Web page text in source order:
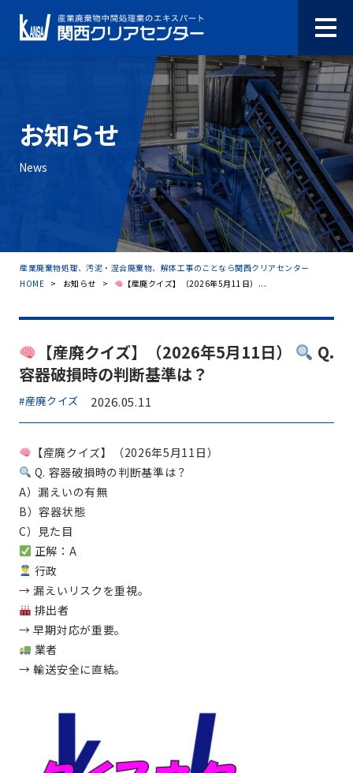
お知らせ
News
産業廃棄物処理、汚泥・混合廃棄物、解体工事のことなら関西クリアセンター
HOME > お知らせ > 【産廃クイズ】（2026年5月11日）...
【産廃クイズ】（2026年5月11日）
Q.
容器破損時の判断基準は？
#産廃クイズ 2026.05.11
【産廃クイズ】（2026年5月11日）
Q. 容器破損時の判断基準は？
A）漏えいの有無
B）容器状態
C）見た目
正解：A
行政
→ 漏えいリスクを重視。
排出者
→ 早期対応が重要。
業者
→ 輸送安全に直結。